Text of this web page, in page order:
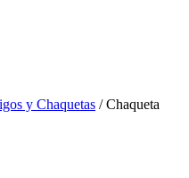
y Chaquetas / Chaqueta